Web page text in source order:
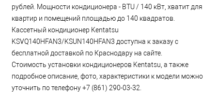
рублей. Мощности кондиционера - BTU / 140 кВт, хватит для
квартир и помещений площадью до 140 квадратов.
Кассетный кондиционер Kentatsu
KSVQ140HFAN3/KSUN140HFAN3 доступна к заказу с
бесплатной доставкой по Краснодару на сайте.
Стоимость установки кондиционеров Kentatsu, а также
подробное описание, фото, характеристики к модели можно
уточнить по телефону +7 (861) 290-03-32.